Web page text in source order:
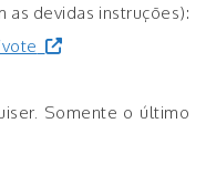
devidas instruções):
Somente o último